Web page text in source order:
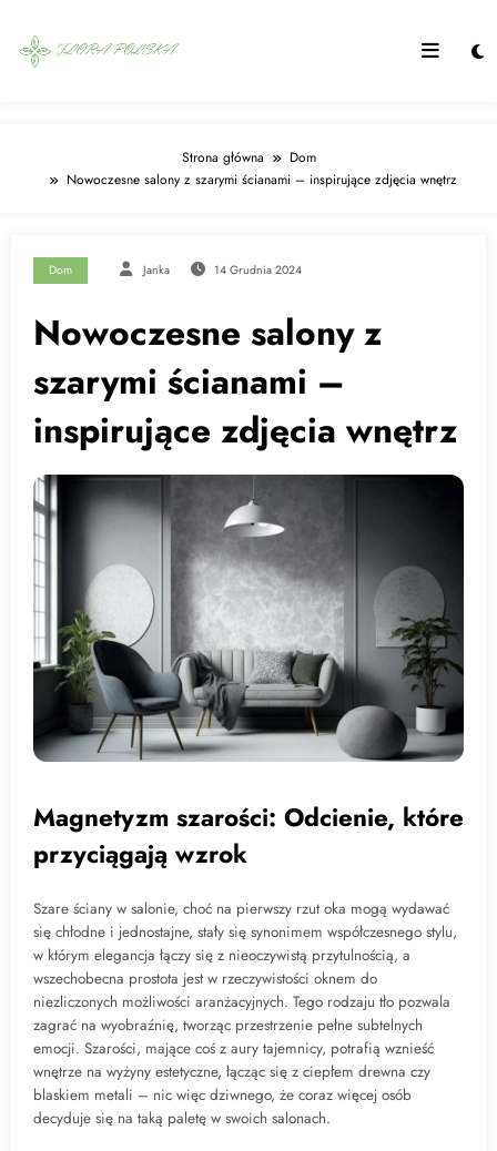
content
Strona główna
Dom
Nowoczesne salony z szarymi ścianami – inspirujące zdjęcia wnętrz
Dom Janka 14 Grudnia 2024
Nowoczesne salony z
szarymi ścianami –
inspirujące zdjęcia wnętrz
Magnetyzm szarości: Odcienie, które
przyciągają wzrok
Szare ściany w salonie, choć na pierwszy rzut oka mogą wydawać
się chłodne i jednostajne, stały się synonimem współczesnego stylu,
w którym elegancja łączy się z nieoczywistą przytulnością, a
wszechobecna prostota jest w rzeczywistości oknem do
niezliczonych możliwości aranżacyjnych. Tego rodzaju tło pozwala
zagrać na wyobraźnię, tworząc przestrzenie pełne subtelnych
emocji. Szarości, mające coś z aury tajemnicy, potrafią wznieść
wnętrze na wyżyny estetyczne, łącząc się z ciepłem drewna czy
blaskiem metali – nic więc dziwnego, że coraz więcej osób
decyduje się na taką paletę w swoich salonach.